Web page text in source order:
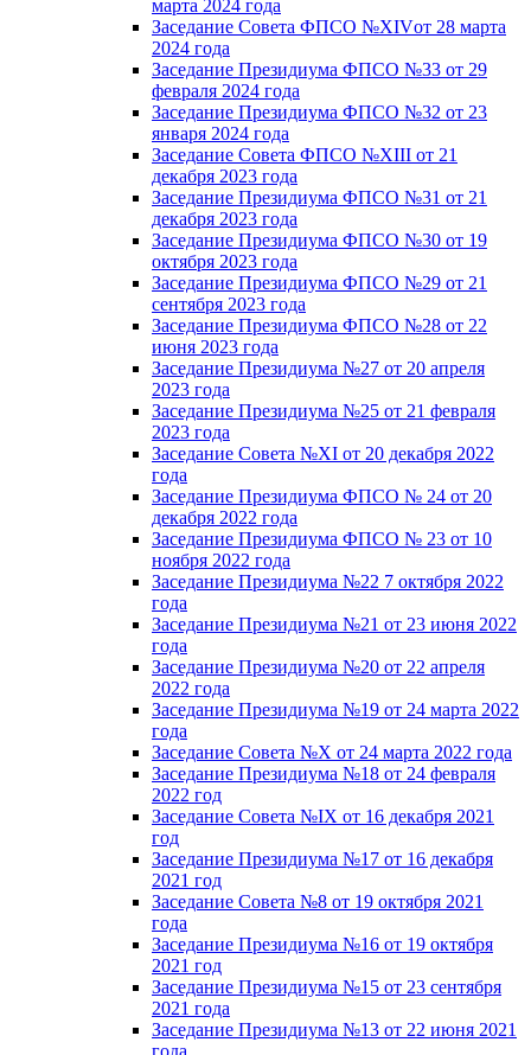
марта 2024 года
Заседание Совета ФПСО №XIVот 28 марта
2024 года
Заседание Президиума ФПСО №33 от 29
февраля 2024 года
Заседание Президиума ФПСО №32 от 23
января 2024 года
Заседание Совета ФПСО №XIII от 21
декабря 2023 года
Заседание Президиума ФПСО №31 от 21
декабря 2023 года
Заседание Президиума ФПСО №30 от 19
октября 2023 года
Заседание Президиума ФПСО №29 от 21
сентября 2023 года
Заседание Президиума ФПСО №28 от 22
июня 2023 года
Заседание Президиума №27 от 20 апреля
2023 года
Заседание Президиума №25 от 21 февраля
2023 года
Заседание Совета №XI от 20 декабря 2022
года
Заседание Президиума ФПСО № 24 от 20
декабря 2022 года
Заседание Президиума ФПСО № 23 от 10
ноября 2022 года
Заседание Президиума №22 7 октября 2022
года
Заседание Президиума №21 от 23 июня 2022
года
Заседание Президиума №20 от 22 апреля
2022 года
Заседание Президиума №19 от 24 марта 2022
года
Заседание Совета №X от 24 марта 2022 года
Заседание Президиума №18 от 24 февраля
2022 год
Заседание Совета №IX от 16 декабря 2021
год
Заседание Президиума №17 от 16 декабря
2021 год
Заседание Совета №8 от 19 октября 2021
года
Заседание Президиума №16 от 19 октября
2021 год
Заседание Президиума №15 от 23 сентября
2021 года
Заседание Президиума №13 от 22 июня 2021
года